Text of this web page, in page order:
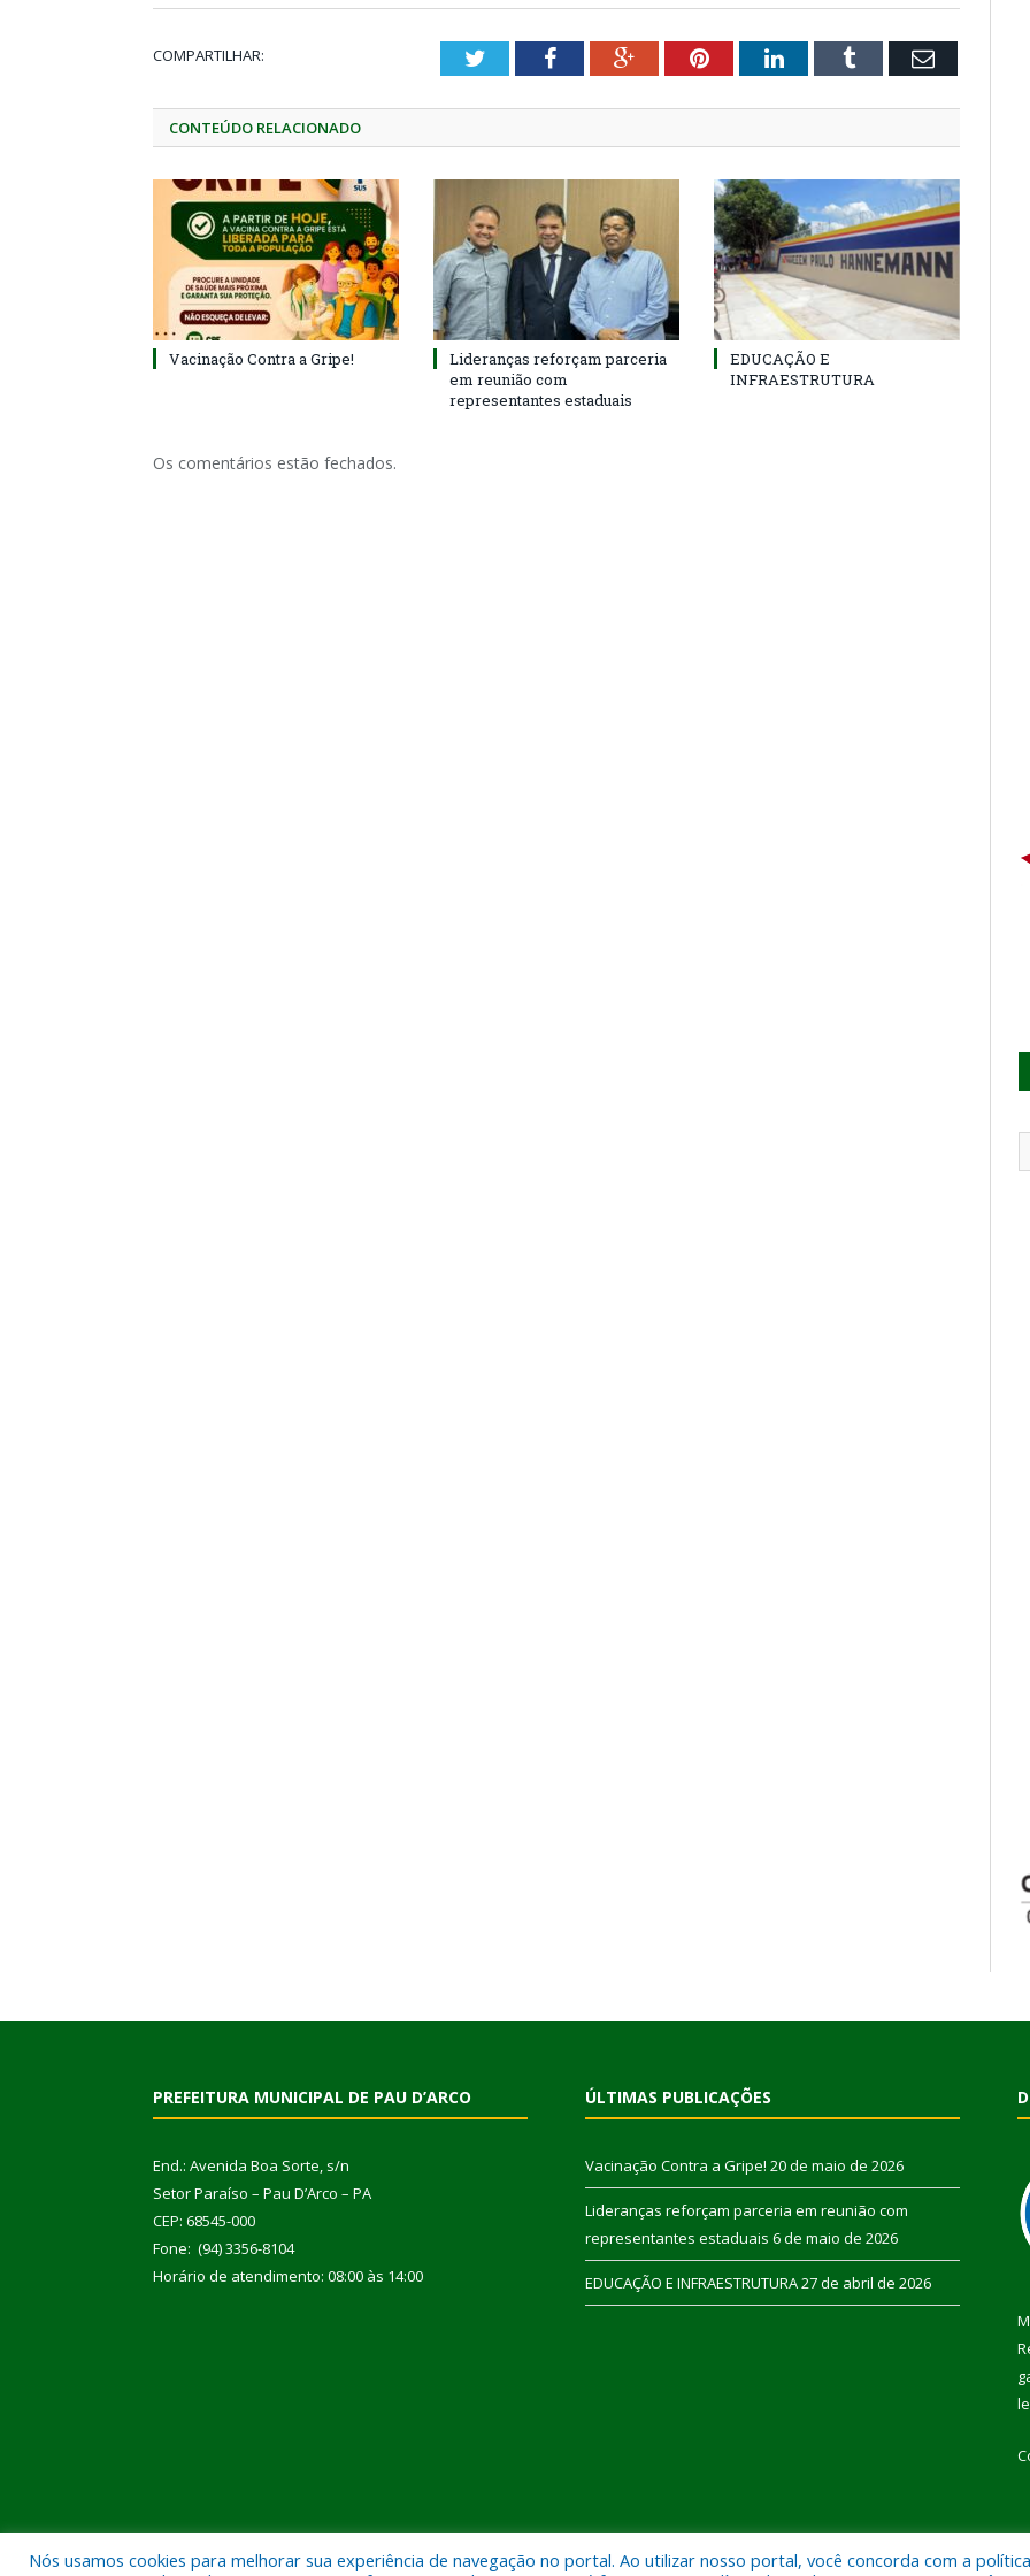
COMPARTILHAR: TwitterFacebookGoogle+PinterestLinkedInTumblr Email
CONTEÚDO RELACIONADO
Vacinação Contra a Gripe!
Lideranças reforçam parceria
em reunião com
representantes estaduais
EDUCAÇÃO E
INFRAESTRUTURA
Os comentários estão fechados.
PREFEITURA MUNICIPAL DE PAU D’ARCO
End.: Avenida Boa Sorte, s/n
Setor Paraíso – Pau D’Arco – PA
CEP: 68545-000
Fone: (94) 3356-8104
Horário de atendimento: 08:00 às 14:00
ÚLTIMAS PUBLICAÇÕES
Vacinação Contra a Gripe! 20 de maio de 2026
Lideranças reforçam parceria em reunião com
representantes estaduais 6 de maio de 2026
EDUCAÇÃO E INFRAESTRUTURA27 de abril de 2026
Nós usamos cookies para melhorar sua experiência de navegação no portal. Ao utilizar nosso portal, você concorda com a